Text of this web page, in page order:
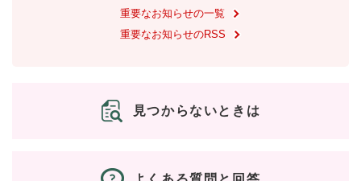
重要なお知らせの一覧
重要なお知らせのRSS
見つからないときは